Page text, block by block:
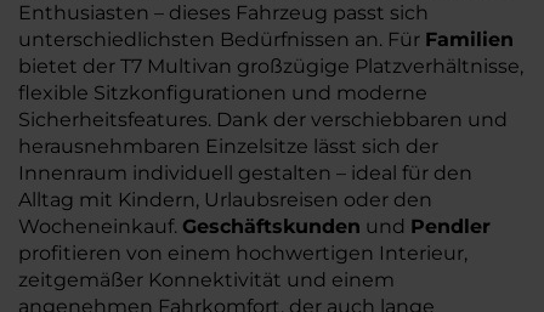
Enthusiasten – dieses Fahrzeug passt sich
unterschiedlichsten Bedürfnissen an. Für Familien
bietet der T7 Multivan großzügige Platzverhältnisse,
flexible Sitzkonfigurationen und moderne
Sicherheitsfeatures. Dank der verschiebbaren und
herausnehmbaren Einzelsitze lässt sich der
Innenraum individuell gestalten – ideal für den
Alltag mit Kindern, Urlaubsreisen oder den
Wocheneinkauf. Geschäftskunden und Pendler
profitieren von einem hochwertigen Interieur,
zeitgemäßer Konnektivität und einem
angenehmen Fahrkomfort, der auch lange